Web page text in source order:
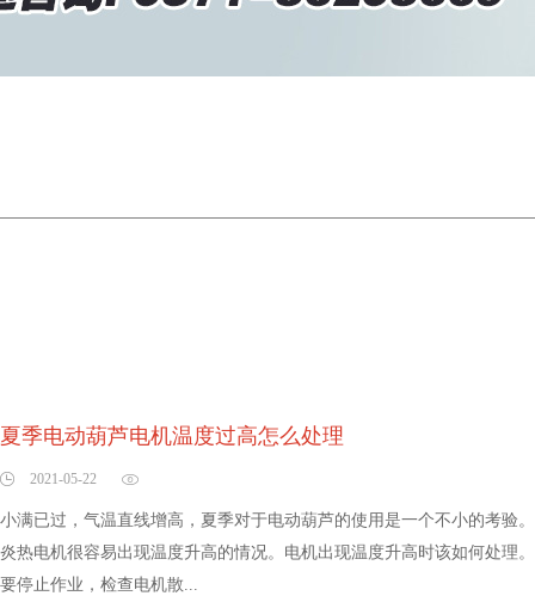
夏季电动葫芦电机温度过高怎么处理
2021-05-22
小满已过，气温直线增高，夏季对于电动葫芦的使用是一个不小的考验
炎热电机很容易出现温度升高的情况。电机出现温度升高时该如何处理
要停止作业，检查电机散...